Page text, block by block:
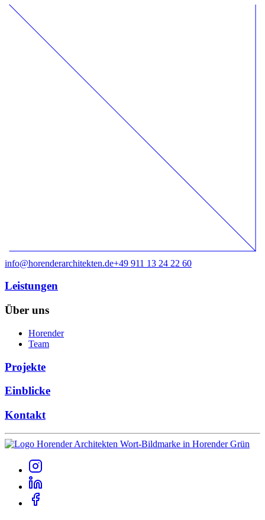
info@horenderarchitekten.de+49 911 13 24 22 60
Leistungen
Über uns
Horender
Team
Projekte
Einblicke
Kontakt